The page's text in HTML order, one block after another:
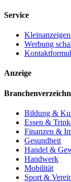
Service
Werbung
Anzeige
Bildung &
Essen &
Finanzen &
Gesundheit
Handel &
Handwerk
Mobilität
Sport &